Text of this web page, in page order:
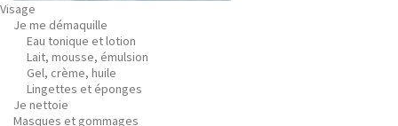
Visage
Je me démaquille
Eau tonique et lotion
Lait, mousse, émulsion
Gel, crème, huile
Lingettes et éponges
Je nettoie
Masques et gommages